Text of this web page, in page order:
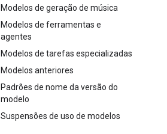
Modelos de geração de música
Modelos de ferramentas e
agentes
Modelos de tarefas especializadas
Modelos anteriores
Padrões de nome da versão do
modelo
Suspensões de uso de modelos